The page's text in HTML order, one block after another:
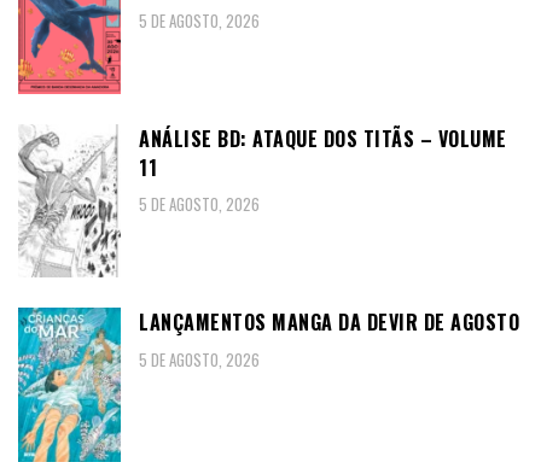
5 DE AGOSTO, 2026
ANÁLISE BD: ATAQUE DOS TITÃS – VOLUME
11
5 DE AGOSTO, 2026
LANÇAMENTOS MANGA DA DEVIR DE AGOSTO
5 DE AGOSTO, 2026